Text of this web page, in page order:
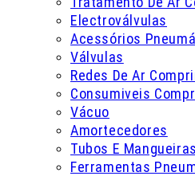
Electroválvulas
Acessórios
Válvulas
Redes De Ar
Consumiveis
Vácuo
Amortecedores
Tubos E Mangueiras
Ferramentas